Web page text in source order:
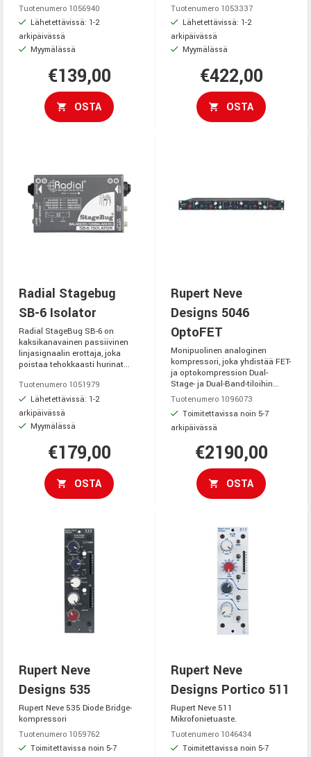
Tuotenumero 1056940
Lähetettävissä: 1-2
arkipäivässä
Myymälässä
€139,00
OSTA
Tuotenumero 1053337
Lähetettävissä: 1-2
arkipäivässä
Myymälässä
€422,00
OSTA
Radial Stagebug
SB-6 Isolator
Radial StageBug SB-6 on
kaksikanavainen passiivinen
linjasignaalin erottaja, joka
poistaa tehokkaasti hurinat...
Tuotenumero 1051979
Lähetettävissä: 1-2
arkipäivässä
Myymälässä
€179,00
OSTA
Rupert Neve
Designs 5046
OptoFET
Monipuolinen analoginen
kompressori, joka yhdistää FET-
ja optokompression Dual-
Stage- ja Dual-Band-tiloihin...
Tuotenumero 1096073
Toimitettavissa noin 5-7
arkipäivässä
€2190,00
OSTA
Rupert Neve
Designs 535
Rupert Neve 535 Diode Bridge-
kompressori
Tuotenumero 1059762
Toimitettavissa noin 5-7
Rupert Neve
Designs Portico 511
Rupert Neve 511
Mikrofonietuaste.
Tuotenumero 1046434
Toimitettavissa noin 5-7